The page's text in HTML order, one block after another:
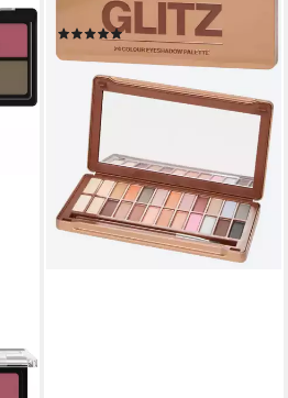
Lidschattenpalette
(1)
14,95 € UVP25,95 €
-42%
lieferbar - in 5-6 Werktagen bei dir